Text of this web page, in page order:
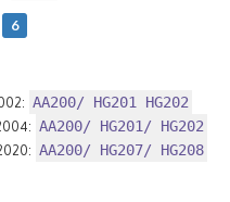
6
AA200/ HG201 HG202
AA200/ HG201/ HG202
AA200/ HG207/ HG208